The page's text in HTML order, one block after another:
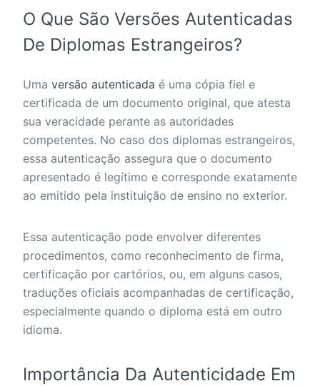
O Que São Versões Autenticadas
De Diplomas Estrangeiros?
Uma versão autenticada é uma cópia fiel e
certificada de um documento original, que atesta
sua veracidade perante as autoridades
competentes. No caso dos diplomas estrangeiros,
essa autenticação assegura que o documento
apresentado é legítimo e corresponde exatamente
ao emitido pela instituição de ensino no exterior.
Essa autenticação pode envolver diferentes
procedimentos, como reconhecimento de firma,
certificação por cartórios, ou, em alguns casos,
traduções oficiais acompanhadas de certificação,
especialmente quando o diploma está em outro
idioma.
Importância Da Autenticidade Em